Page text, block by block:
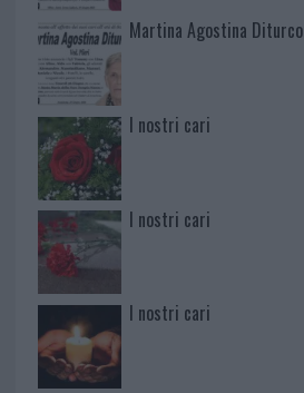
Martina Agostina Diturco
I nostri cari
I nostri cari
I nostri cari